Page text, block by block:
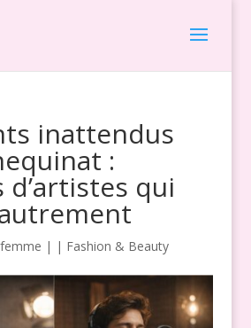
inattendus
:
qui
| | Fashion & Beauty